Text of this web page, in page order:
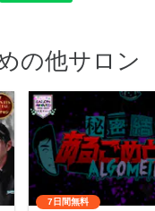
の他サロン
7日間無料